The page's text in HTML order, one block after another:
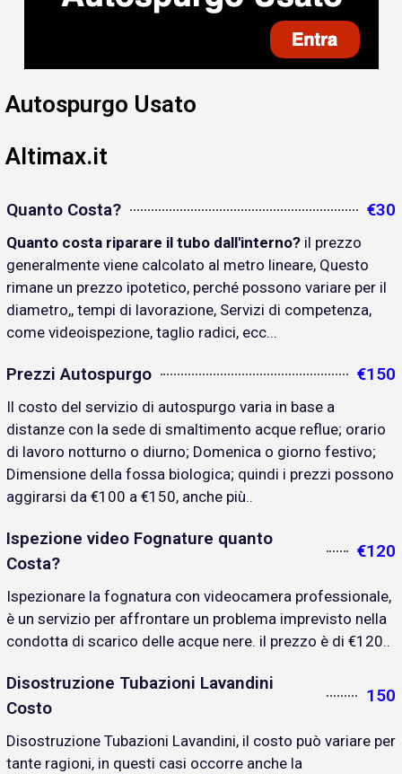
Autospurgo Usato
Altimax.it
Quanto Costa? €30
Quanto costa riparare il tubo dall'interno? il prezzo
generalmente viene calcolato al metro lineare, Questo
rimane un prezzo ipotetico, perché possono variare per il
diametro,, tempi di lavorazione, Servizi di competenza,
come videoispezione, taglio radici, ecc...
Prezzi Autospurgo €150
Il costo del servizio di autospurgo varia in base a
distanze con la sede di smaltimento acque reflue; orario
di lavoro notturno o diurno; Domenica o giorno festivo;
Dimensione della fossa biologica; quindi i prezzi possono
aggirarsi da €100 a €150, anche più..
Ispezione video Fognature quanto
Costa?
€120
Ispezionare la fognatura con videocamera professionale,
è un servizio per affrontare un problema imprevisto nella
condotta di scarico delle acque nere. il prezzo è di €120..
Disostruzione Tubazioni Lavandini
Costo
150
Disostruzione Tubazioni Lavandini, il costo può variare per
tante ragioni, in questi casi occorre anche la